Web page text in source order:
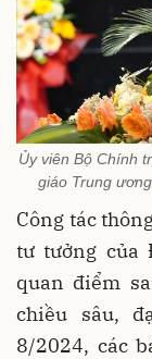
Ủy viên Bộ Chính
giáo Trung
Công tác
tư tưởng của
quan điểm
chiều sâu,
8/2024, các